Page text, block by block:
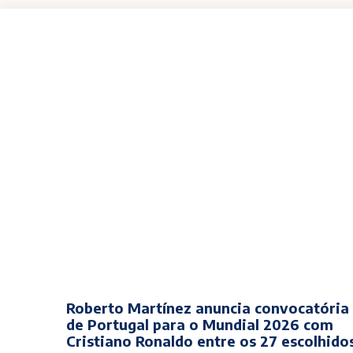
Roberto Martínez anuncia convocatória
de Portugal para o Mundial 2026 com
Cristiano Ronaldo entre os 27